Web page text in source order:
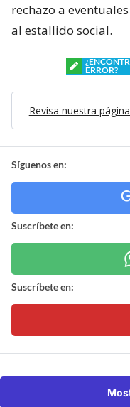
rechazo a
al estallido social.
ERROR?
Revisa nuestra
Síguenos en:
Suscríbete en:
Suscríbete en: